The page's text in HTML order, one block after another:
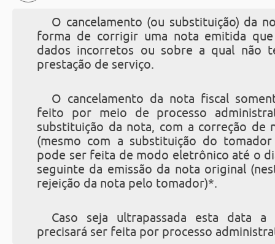
O cancelamento (ou substituição) da
forma de corrigir uma nota emitida
dados incorretos ou sobre a qual não
prestação de serviço.
O cancelamento da nota fiscal
feito por meio de processo
substituição da nota, com a correção de
(mesmo com a substituição do
pode ser feita de modo eletrônico até o
seguinte da emissão da nota original
rejeição da nota pelo tomador)*.
Caso seja ultrapassada esta data a
precisará ser feita por processo